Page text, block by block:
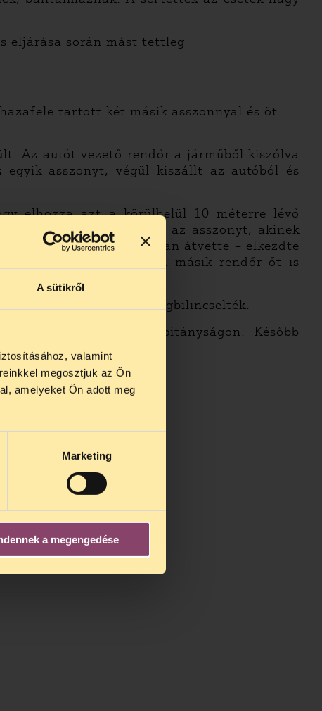
A sütikről
valamint
megosztjuk az Ön
amelyeket Ön adott meg
Marketing
a megengedése
eljárása során mást tettleg
tartott két másik asszonnyal és öt
Az autót vezető rendőr a járműből kiszólva
asszonyt, végül kiszállt az autóból és
elhozza azt a körülbelül 10 méterre lévő
lehetőséget, hanem az asszonyt, akinek
lévő édesanyja riadtan átvette – elkezdte
két pofont, majd a másik rendőr őt is
majd a földön őt is megbilincselték.
a Sz-i Rendőrkapitányságon. Később
27 és
25-én